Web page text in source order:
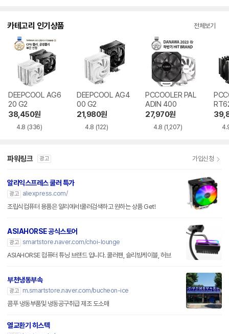
카테고리 인기상품 전체보기
DEEPCOOL AG6
20 G2
38,450원
4.8 (336)
DEEPCOOL AG4
00 G2
21,980원
4.8 (122)
PCCOOLER PAL
ADIN 400
27,970원
4.8 (1,207)
스틸
파워링크 광고 가입신청
알리익스프레스 쿨러 특가
광고
aliexpress.com/
조립식컴퓨터 용품은 알리에서!쿨러검색하고 원하는 상품 Get!
ASIAHORSE 공식스토어
광고 smartstore.naver.com/choi-lounge
ASIAHORSE 컴퓨터 튜닝 브랜드 입니다. 쿨러팬, 슬리빙케이블, 허브
부천냉동부속
광고
m.smartstore.naver.com/bucheon-ice
콤푸 냉동부품및 냉동공구취급 제조 도소매
열교환기 히스텍